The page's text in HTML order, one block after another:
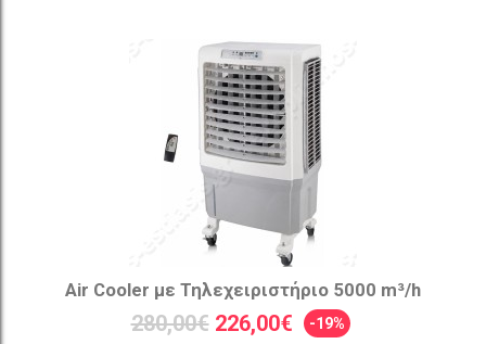
Air Cooler με Τηλεχειριστήριο 5000 m³/h
280,00€ 226,00€ -19%